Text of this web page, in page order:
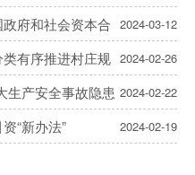
2024-03-12
府和社会资本合
2024-02-26
类有序推进村庄规
限，不盲目追求村庄规划编
2024-02-22
生产安全事故隐患
2024-02-19
“新办法”